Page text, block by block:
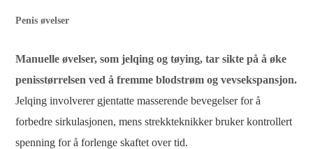
Penis øvelser
Manuelle øvelser, som jelqing og tøying, tar sikte på å øke
penisstørrelsen ved å fremme blodstrøm og vevsekspansjon.
Jelqing involverer gjentatte masserende bevegelser for å
forbedre sirkulasjonen, mens strekkteknikker bruker kontrollert
spenning for å forlenge skaftet over tid.